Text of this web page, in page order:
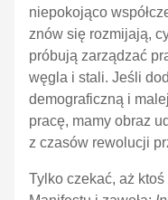
niepokojąco
znów się rozmijają,
próbują zarządzać
węgla i stali. Jeśli
demograficzną i
pracę, mamy obraz
z czasów rewolucji
Tylko czekać, aż